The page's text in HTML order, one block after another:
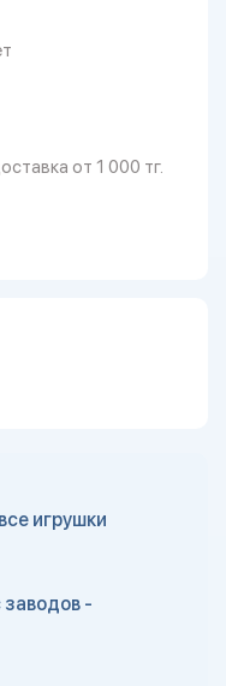
от 1 000 тг.
игрушки
-